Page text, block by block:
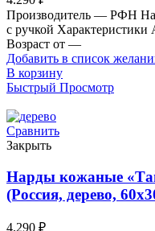
Производитель — РФН
с ручкой
Возраст от —
Добавить в список
В корзину
Быстрый Просмотр
Сравнить
Закрыть
Нарды кожаные
(Россия, дерево,
4.290 ₽